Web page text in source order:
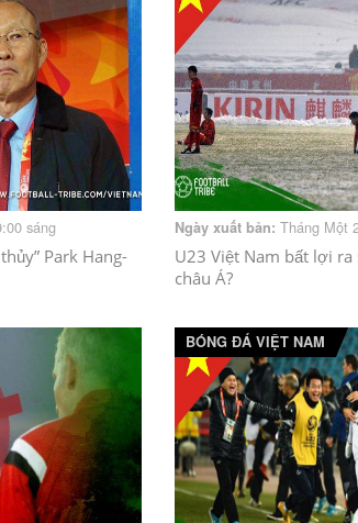
sáng
Park Hang-
Ngày xuất bản: Tháng Một
U23 Việt Nam bất lợi
châu Á?
BÓNG ĐÁ VIỆT NAM